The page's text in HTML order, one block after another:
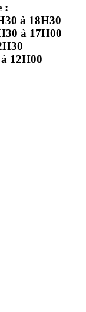
:
à 18H30
à 17H00
12H00